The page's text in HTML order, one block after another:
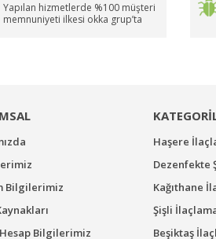
Yapılan hizmetlerde %100 müşteri
memnuniyeti ilkesi okka grup’ta
Bilgilerimiz
Bilgilerimiz
Haşere
Dezenfekte
Kağıthane
Şişli
Beşiktaş